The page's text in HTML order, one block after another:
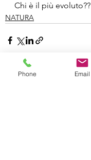
Chi è il più evoluto??
NATURA
Phone Email